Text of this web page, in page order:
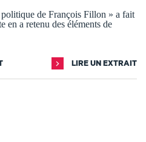
politique de François Fillon » a fait
en a retenu des éléments de
LIRE UN EXTRAIT